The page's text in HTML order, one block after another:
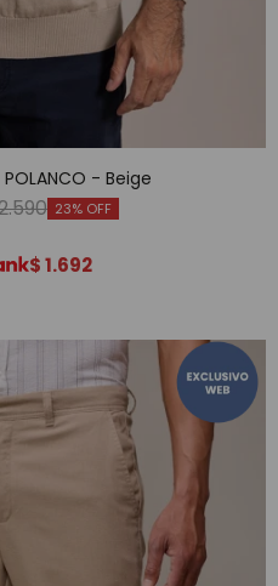
POLANCO - Beige
23
$1.692